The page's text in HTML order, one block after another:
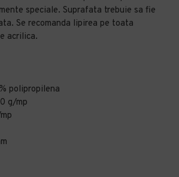
speciale. Suprafata trebuie sa fie
Se recomanda lipirea pe toata
acrilica.
polipropilena
g/mp